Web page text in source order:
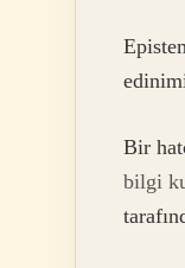
Bir
bilgi